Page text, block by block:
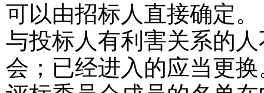
可以由招标人直接确定。
与投标人有利害关系的
会；已经进入的应当更换